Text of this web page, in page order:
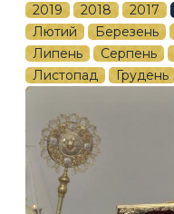
2019
2018 2017
Лютий
Березень
Липень
Серпень
Листопад
Грудень